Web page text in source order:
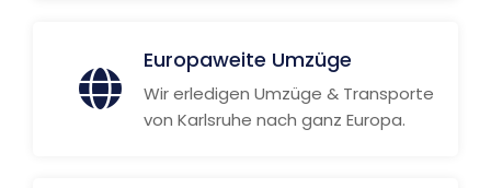
Europaweite Umzüge
Wir erledigen Umzüge & Transporte
von Karlsruhe nach ganz Europa.